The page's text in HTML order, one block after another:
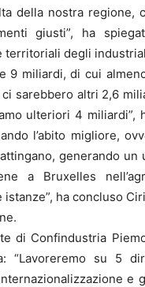
della nostra regione,
giusti”, ha
territoriali degli
9 miliardi, di cui
sarebbero altri 2,6
ulteriori 4 miliardi”,
l’abito migliore,
generando un
a Bruxelles
ha concluso
di Confindustria
“Lavoreremo su 5
e